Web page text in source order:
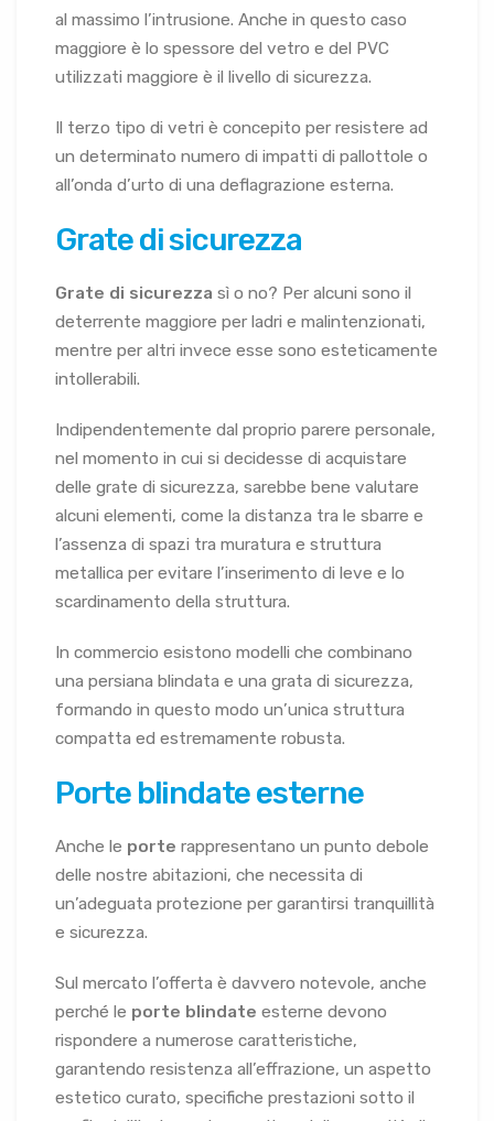
al massimo l’intrusione. Anche in questo caso
maggiore è lo spessore del vetro e del PVC
utilizzati maggiore è il livello di sicurezza.
Il terzo tipo di vetri è concepito per resistere ad
un determinato numero di impatti di pallottole o
all’onda d’urto di una deflagrazione esterna.
Grate di sicurezza
Grate di sicurezza sì o no? Per alcuni sono il
deterrente maggiore per ladri e malintenzionati,
mentre per altri invece esse sono esteticamente
intollerabili.
Indipendentemente dal proprio parere personale,
nel momento in cui si decidesse di acquistare
delle grate di sicurezza, sarebbe bene valutare
alcuni elementi, come la distanza tra le sbarre e
l’assenza di spazi tra muratura e struttura
metallica per evitare l’inserimento di leve e lo
scardinamento della struttura.
In commercio esistono modelli che combinano
una persiana blindata e una grata di sicurezza,
formando in questo modo un’unica struttura
compatta ed estremamente robusta.
Porte blindate esterne
Anche le porte rappresentano un punto debole
delle nostre abitazioni, che necessita di
un’adeguata protezione per garantirsi tranquillità
e sicurezza.
Sul mercato l’offerta è davvero notevole, anche
perché le porte blindate esterne devono
rispondere a numerose caratteristiche,
garantendo resistenza all’effrazione, un aspetto
estetico curato, specifiche prestazioni sotto il